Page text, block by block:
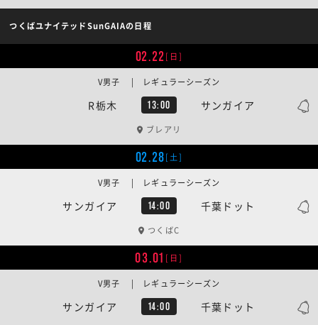
つくばユナイテッドSunGAIAの日程
02.22[日]
R栃木 13:00 サンガイア
V男子 | レギュラーシーズン
ブレアリ
02.28[土]
サンガイア 14:00 千葉ドット
V男子 | レギュラーシーズン
つくばC
03.01 [日]
サンガイア 14:00 千葉ドット
V男子 | レギュラーシーズン